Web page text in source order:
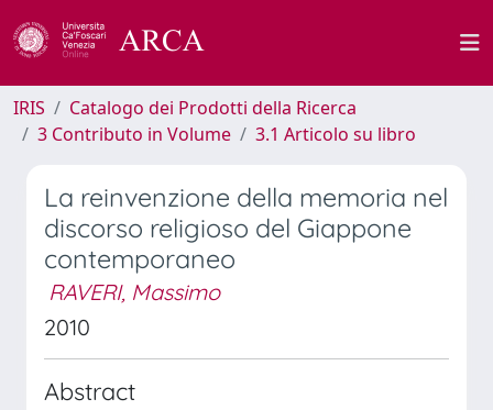
IRIS
Catalogo dei Prodotti della Ricerca
3 Contributo in Volume
3.1 Articolo su libro
La reinvenzione della memoria nel
discorso religioso del Giappone
contemporaneo
RAVERI, Massimo
2010
Abstract